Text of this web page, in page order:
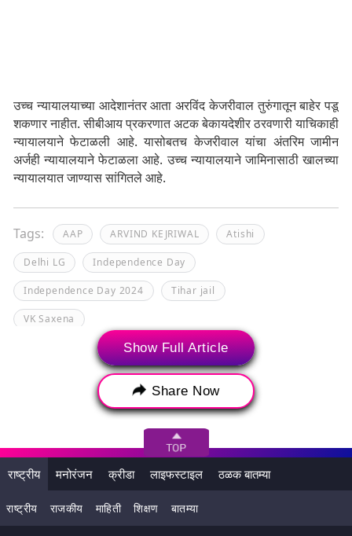
उच्च न्यायालयाच्या आदेशानंतर आता अरविंद केजरीवाल तुरुंगातून बाहेर पडू
शकणार नाहीत. सीबीआय प्रकरणात अटक बेकायदेशीर ठरवणारी याचिकाही
न्यायालयाने फेटाळली आहे. यासोबतच केजरीवाल यांचा अंतरिम जामीन
अर्जही न्यायालयाने फेटाळला आहे. उच्च न्यायालयाने जामिनासाठी खालच्या
न्यायालयात जाण्यास सांगितले आहे.
Tags: AAP ARVIND KEJRIWAL Atishi
Delhi LG Independence Day
Independence Day 2024 Tihar jail
VK Saxena
Show Full Article
Share Now
राष्ट्रीय मनोरंजन क्रीडा लाइफस्टाइल ठळक बातम्या
राष्ट्रीय राजकीय माहिती शिक्षण बातम्या